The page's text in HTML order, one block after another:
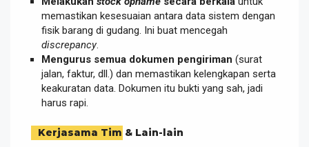
memastikan kesesuaian antara data sistem dengan
fisik barang di gudang. Ini buat mencegah
discrepancy.
Mengurus semua dokumen pengiriman (surat
jalan, faktur, dll.) dan memastikan kelengkapan serta
keakuratan data. Dokumen itu bukti yang sah, jadi
harus rapi.
Kerjasama Tim & Lain-lain